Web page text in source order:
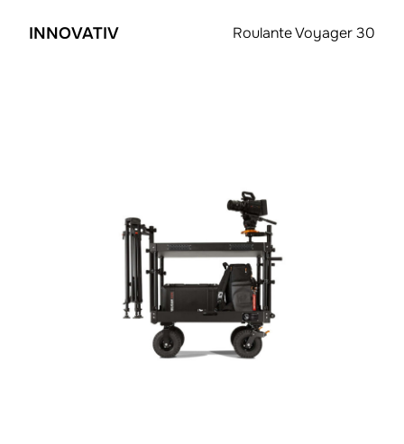
INNOVATIV Roulante Voyager 30